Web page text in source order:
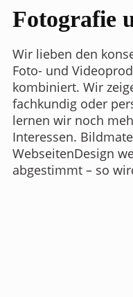
Fotografie
Wir lieben den
Foto- und
kombiniert. Wir
fachkundig oder
lernen wir noch
Interessen.
WebseitenDesign
abgestimmt – so